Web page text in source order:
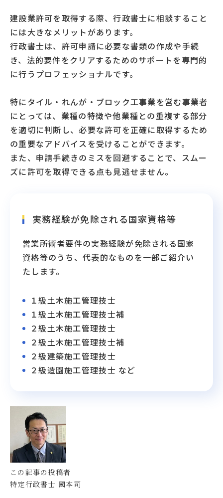
建設業許可を取得する際、行政書士に相談すること
には大きなメリットがあります。
行政書士は、許可申請に必要な書類の作成や手続
き、法的要件をクリアするためのサポートを専門的
に行うプロフェッショナルです。
特にタイル・れんが・ブロック工事業を営む事業者
にとっては、業種の特徴や他業種との重複する部分
を適切に判断し、必要な許可を正確に取得するため
の重要なアドバイスを受けることができます。
また、申請手続きのミスを回避することで、スムー
ズに許可を取得できる点も見逃せません。
実務経験が免除される国家資格等
営業所術者要件の実務経験が免除される国家
資格等のうち、代表的なものを一部ご紹介い
たします。
１級土木施工管理技士
１級土木施工管理技士補
２級土木施工管理技士
２級土木施工管理技士補
２級建築施工管理技士
２級造園施工管理技士 など
この記事の投稿者
特定行政書士 國本司